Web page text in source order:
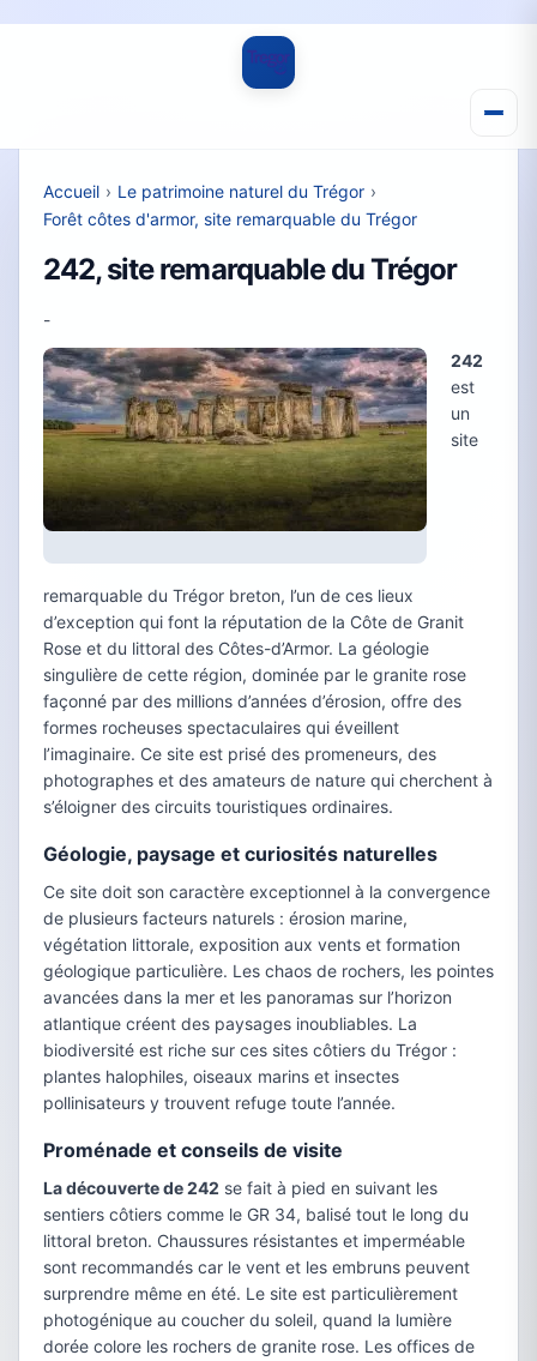
Accueil › Le patrimoine naturel du Trégor ›
Forêt côtes d'armor, site remarquable du Trégor
242, site remarquable du Trégor
-
242
est
un
site
remarquable du Trégor breton, l’un de ces lieux
d’exception qui font la réputation de la Côte de Granit
Rose et du littoral des Côtes-d’Armor. La géologie
singulière de cette région, dominée par le granite rose
façonné par des millions d’années d’érosion, offre des
formes rocheuses spectaculaires qui éveillent
l’imaginaire. Ce site est prisé des promeneurs, des
photographes et des amateurs de nature qui cherchent à
s’éloigner des circuits touristiques ordinaires.
Géologie, paysage et curiosités naturelles
Ce site doit son caractère exceptionnel à la convergence
de plusieurs facteurs naturels : érosion marine,
végétation littorale, exposition aux vents et formation
géologique particulière. Les chaos de rochers, les pointes
avancées dans la mer et les panoramas sur l’horizon
atlantique créent des paysages inoubliables. La
biodiversité est riche sur ces sites côtiers du Trégor :
plantes halophiles, oiseaux marins et insectes
pollinisateurs y trouvent refuge toute l’année.
Proménade et conseils de visite
La découverte de 242 se fait à pied en suivant les
sentiers côtiers comme le GR 34, balisé tout le long du
littoral breton. Chaussures résistantes et imperméable
sont recommandés car le vent et les embruns peuvent
surprendre même en été. Le site est particulièrement
photogénique au coucher du soleil, quand la lumière
dorée colore les rochers de granite rose. Les offices de